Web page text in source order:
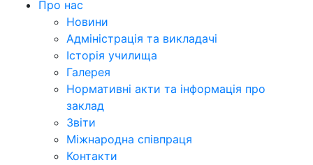
Про нас
Новини
Адміністрація та викладачі
Історія училища
Галерея
Нормативні акти та інформація про
заклад
Звіти
Міжнародна співпраця
Контакти